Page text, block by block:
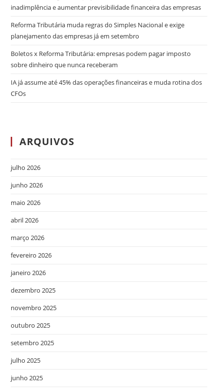
inadimplência e aumentar previsibilidade financeira das empresas
Reforma Tributária muda regras do Simples Nacional e exige
planejamento das empresas já em setembro
Boletos x Reforma Tributária: empresas podem pagar imposto
sobre dinheiro que nunca receberam
IA já assume até 45% das operações financeiras e muda rotina dos
CFOs
ARQUIVOS
julho 2026
junho 2026
maio 2026
abril 2026
março 2026
fevereiro 2026
janeiro 2026
dezembro 2025
novembro 2025
outubro 2025
setembro 2025
julho 2025
junho 2025